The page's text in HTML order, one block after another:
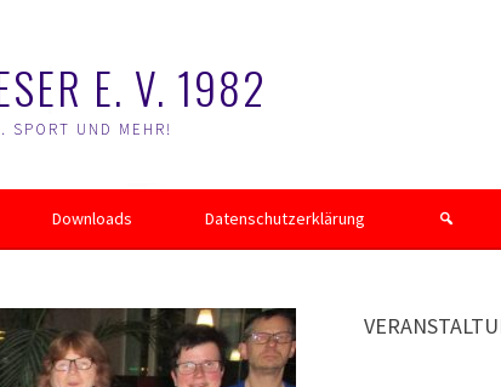
E. V. 1982
SPORT UND MEHR!
Downloads Datenschutzerklärung